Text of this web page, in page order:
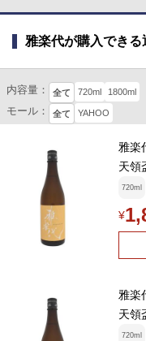
雅楽代が購入できる
内容量： 全て 720ml 1800ml
モール： 全て YAHOO
雅楽
天領
720ml
¥
雅楽
天領
720ml